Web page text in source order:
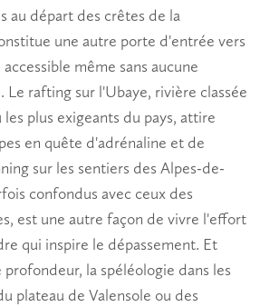
au départ des crêtes de la
une autre porte d'entrée vers
même sans aucune
Le rafting sur l'Ubaye, rivière classée
plus exigeants du pays, attire
en quête d'adrénaline et de
sur les sentiers des Alpes-de-
confondus avec ceux des
est une autre façon de vivre l'effort
qui inspire le dépassement. Et
la spéléologie dans les
plateau de Valensole ou des